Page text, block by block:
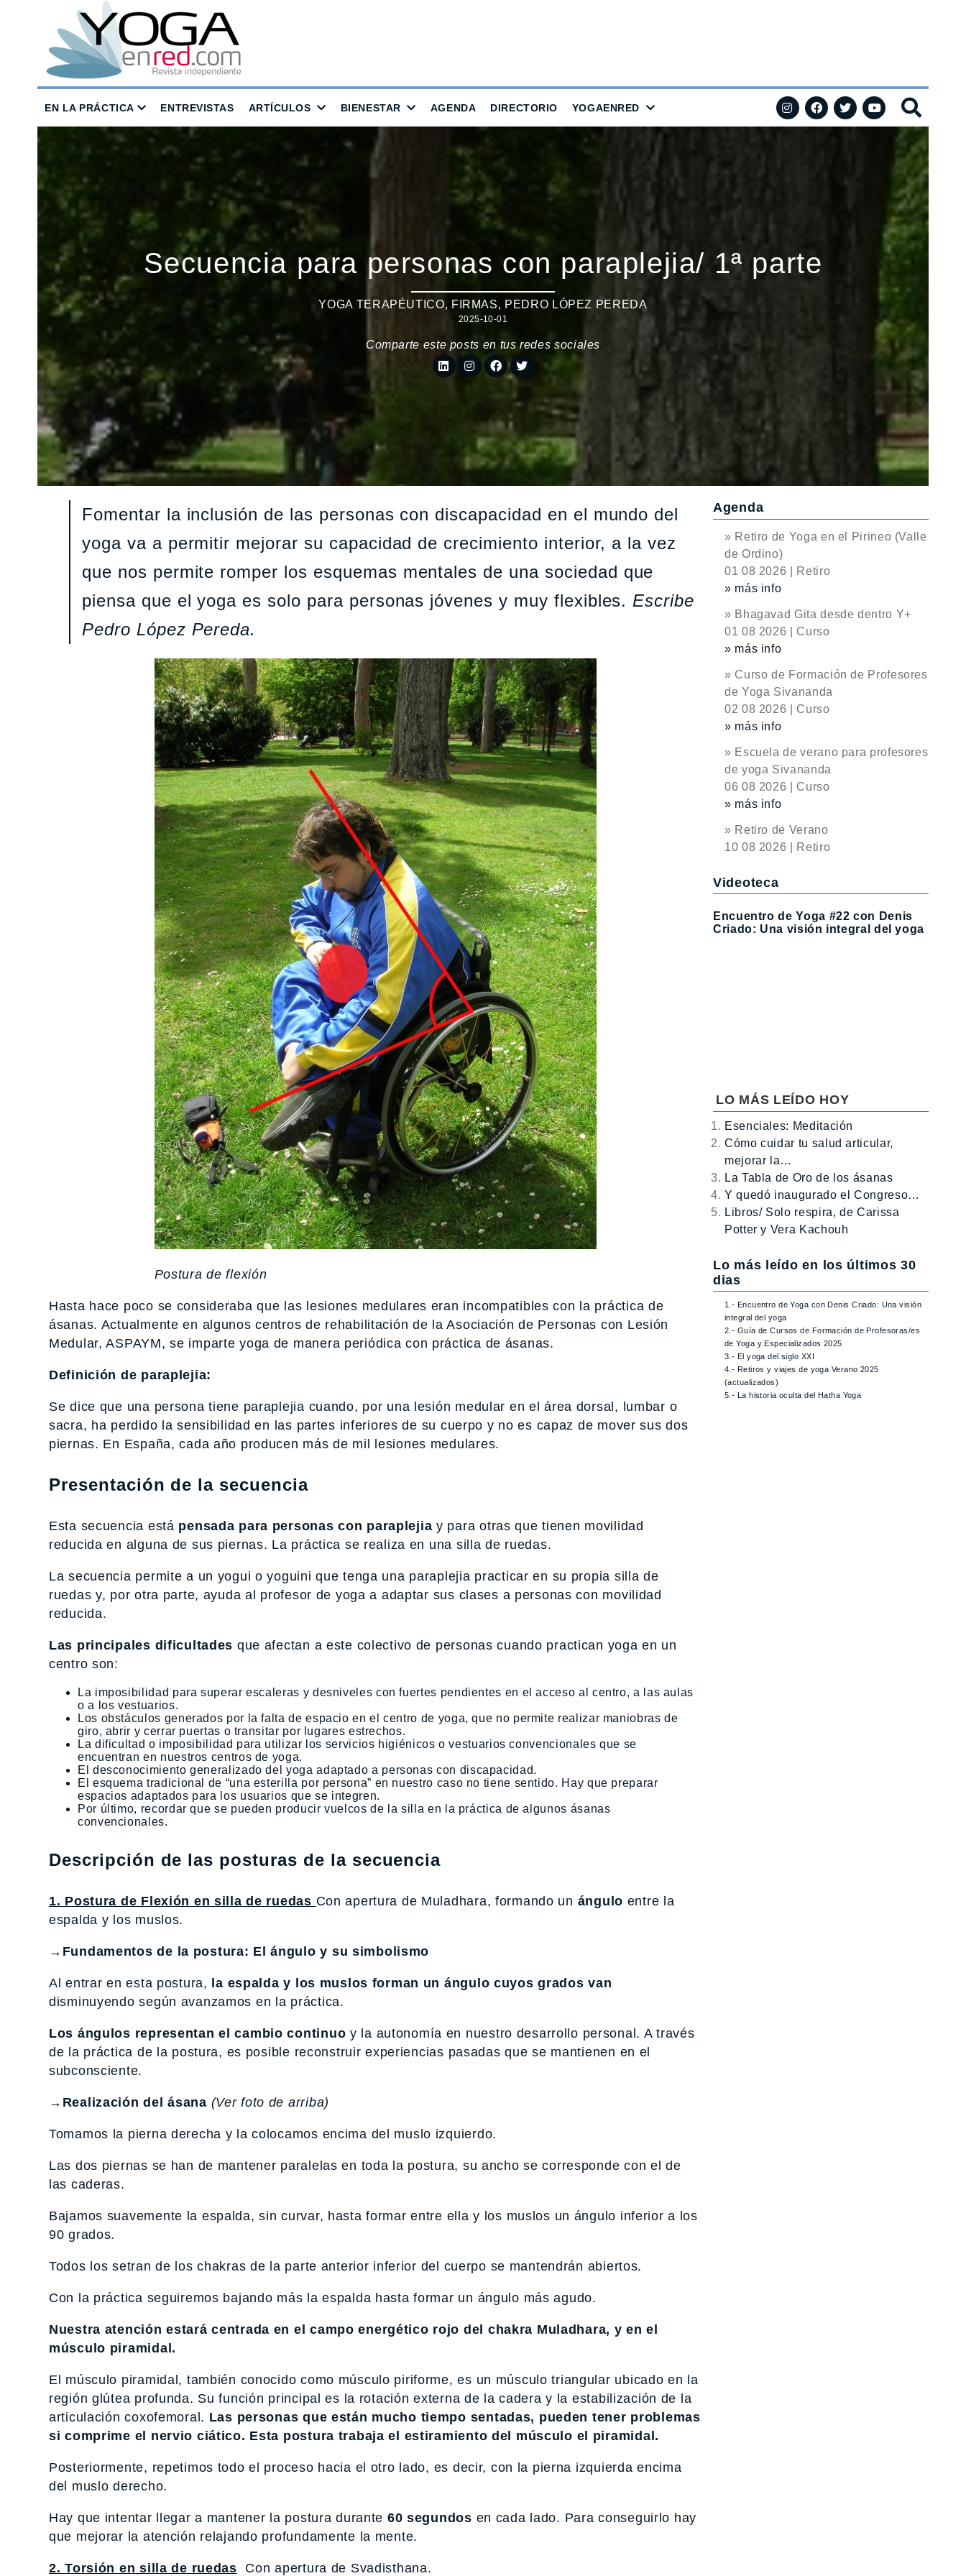
EN LA PRÁCTICA ENTREVISTAS ARTÍCULOS BIENESTAR AGENDA DIRECTORIO YOGAENRED
Secuencia para personas con paraplejia/ 1ª parte
YOGA TERAPÉUTICO, FIRMAS, PEDRO LÓPEZ PEREDA
2025-10-01
Comparte este posts en tus redes sociales
Fomentar la inclusión de las personas con discapacidad en el mundo del
yoga va a permitir mejorar su capacidad de crecimiento interior, a la vez
que nos permite romper los esquemas mentales de una sociedad que
piensa que el yoga es solo para personas jóvenes y muy flexibles. Escribe
Pedro López Pereda.
Postura de flexión
Hasta hace poco se consideraba que las lesiones medulares eran incompatibles con la práctica de
ásanas. Actualmente en algunos centros de rehabilitación de la Asociación de Personas con Lesión
Medular, ASPAYM, se imparte yoga de manera periódica con práctica de ásanas.
Definición de paraplejia:
Se dice que una persona tiene paraplejia cuando, por una lesión medular en el área dorsal, lumbar o
sacra, ha perdido la sensibilidad en las partes inferiores de su cuerpo y no es capaz de mover sus dos
piernas. En España, cada año producen más de mil lesiones medulares.
Presentación de la secuencia
Esta secuencia está pensada para personas con paraplejia y para otras que tienen movilidad
reducida en alguna de sus piernas. La práctica se realiza en una silla de ruedas.
La secuencia permite a un yogui o yoguini que tenga una paraplejia practicar en su propia silla de
ruedas y, por otra parte, ayuda al profesor de yoga a adaptar sus clases a personas con movilidad
reducida.
Las principales dificultades que afectan a este colectivo de personas cuando practican yoga en un
centro son:
La imposibilidad para superar escaleras y desniveles con fuertes pendientes en el acceso al centro, a las aulas
o a los vestuarios.
Los obstáculos generados por la falta de espacio en el centro de yoga, que no permite realizar maniobras de
giro, abrir y cerrar puertas o transitar por lugares estrechos.
La dificultad o imposibilidad para utilizar los servicios higiénicos o vestuarios convencionales que se
encuentran en nuestros centros de yoga.
El desconocimiento generalizado del yoga adaptado a personas con discapacidad.
El esquema tradicional de “una esterilla por persona” en nuestro caso no tiene sentido. Hay que preparar
espacios adaptados para los usuarios que se integren.
Por último, recordar que se pueden producir vuelcos de la silla en la práctica de algunos ásanas
convencionales.
Descripción de las posturas de la secuencia
1. Postura de Flexión en silla de ruedas Con apertura de Muladhara, formando un ángulo entre la
espalda y los muslos.
→Fundamentos de la postura: El ángulo y su simbolismo
Al entrar en esta postura,
la espalda y los muslos forman un ángulo cuyos grados van
disminuyendo según avanzamos en la práctica.
Los ángulos representan el cambio continuo y la autonomía en nuestro desarrollo personal. A través
de la práctica de la postura, es posible reconstruir experiencias pasadas que se mantienen en el
subconsciente.
→ Realización del ásana (Ver foto de arriba)
Tomamos la pierna derecha y la colocamos encima del muslo izquierdo.
Las dos piernas se han de mantener paralelas en toda la postura, su ancho se corresponde con el de
las caderas.
Bajamos suavemente la espalda, sin curvar, hasta formar entre ella y los muslos un ángulo inferior a los
90 grados.
Todos los setran de los chakras de la parte anterior inferior del cuerpo se mantendrán abiertos.
Con la práctica seguiremos bajando más la espalda hasta formar un ángulo más agudo.
Nuestra atención estará centrada en el campo energético rojo del chakra Muladhara, y en el
músculo piramidal.
El músculo piramidal, también conocido como músculo piriforme, es un músculo triangular ubicado en la
región glútea profunda. Su función principal es la rotación externa de la cadera y la estabilización de la
articulación coxofemoral. Las personas que están mucho tiempo sentadas, pueden tener problemas
si comprime el nervio ciático. Esta postura trabaja el estiramiento del músculo el piramidal.
Posteriormente, repetimos todo el proceso hacia el otro lado, es decir, con la pierna izquierda encima
del muslo derecho.
Hay que intentar llegar a mantener la postura durante 60 segundos en cada lado. Para conseguirlo hay
que mejorar la atención relajando profundamente la mente.
2. Torsión en silla de ruedas Con apertura de Svadisthana.
Agenda
» Retiro de Yoga en el Pirineo (Valle
de Ordino)
01 08 2026 | Retiro
» más info
» Bhagavad Gita desde dentro Y+
01 08 2026 | Curso
» más info
» Curso de Formación de Profesores
de Yoga Sivananda
02 08 2026 | Curso
» más info
» Escuela de verano para profesores
de yoga Sivananda
06 08 2026 | Curso
» más info
» Retiro de Verano
10 08 2026 | Retiro
Videoteca
Encuentro de Yoga #22 con Denis
Criado: Una visión integral del yoga
LO MÁS LEÍDO HOY
Esenciales: Meditación
Cómo cuidar tu salud articular,
mejorar la…
La Tabla de Oro de los ásanas
Y quedó inaugurado el Congreso…
Libros/ Solo respira, de Carissa
Potter y Vera Kachouh
Lo más leído en los últimos 30
dias
1.- Encuentro de Yoga con Denis Criado: Una visión
integral del yoga
2.- Guía de Cursos de Formación de Profesoras/es
de Yoga y Especializados 2025
3.- El yoga del siglo XXI
4.- Retiros y viajes de yoga Verano 2025
(actualizados)
5.- La historia oculta del Hatha Yoga